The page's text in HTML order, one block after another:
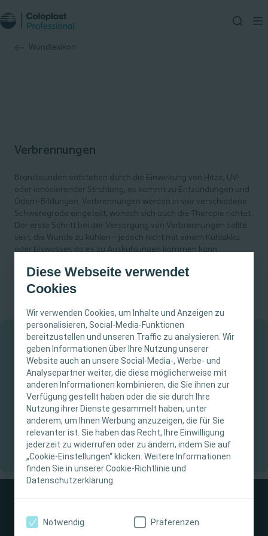
Diese Webseite verwendet
Cookies
Wir verwenden Cookies, um Inhalte und Anzeigen zu
personalisieren, Social-Media-Funktionen
bereitzustellen und unseren Traffic zu analysieren. Wir
geben Informationen über Ihre Nutzung unserer
Website auch an unsere Social-Media-, Werbe- und
Analysepartner weiter, die diese möglicherweise mit
anderen Informationen kombinieren, die Sie ihnen zur
Verfügung gestellt haben oder die sie durch Ihre
Nutzung ihrer Dienste gesammelt haben, unter
anderem, um Ihnen Werbung anzuzeigen, die für Sie
relevanter ist. Sie haben das Recht, Ihre Einwilligung
jederzeit zu widerrufen oder zu ändern, indem Sie auf
„Cookie-Einstellungen“ klicken. Weitere Informationen
finden Sie in unserer Cookie-Richtlinie und
Datenschutzerklärung.
Notwendig Präferenzen
Wundlexikon
WICHTIGER HINWEIS
Diese Website richtet sich nur an medizinisches
Fachpersonal. Der Inhalt der Website ist für
fachliche Informations- und Fortbildungszwecke
bestimmt. Coloplast bietet keinen individuellen
medizinischen Rat. Die Verantwortung für die
individuelle Patientenversorgung liegt beim
medizinischen Fachpersonal. Detaillierte
Produktinformationen zu den vorgestellten
Produkten, einschließlich Anwendungshinweise,
Vorsichtsmaßnahmen und Warnhinweisen,
finden Sie in der Gebrauchsanweisung (IFU) des
Verbrennungen
Brandwunden entstehen durch die Einwirkung von Hitze, UV-
oder ionosierender Strahlung, es kommt zu Entzündungen und
Ödem-Bildungen. Verbrennungen werden in vier verschiedene
Schweregrade eingeteilt, wonach sich auch die Therapie richtet.
Der erste Schritt bei der Versorgung von Verbrennungen sollte
sein, die Wunde zu kühlen – jedoch nicht mit einem Kühlakku
oder Eiswasser, da es zu Auskühlungen kommen kann.
fließenden Leitungswasser gegriffen werden.